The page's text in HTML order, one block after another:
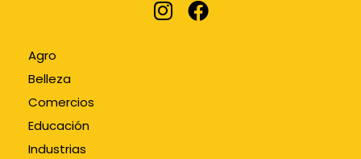
Agro
Belleza
Comercios
Educación
Industrias